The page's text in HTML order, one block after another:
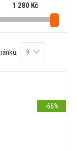
1 280 Kč
-66